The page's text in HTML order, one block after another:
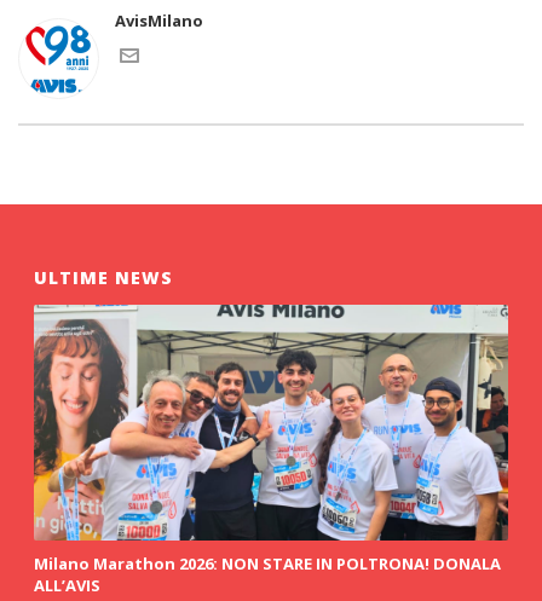
AvisMilano
ULTIME NEWS
Milano Marathon 2026: NON STARE IN POLTRONA! DONALA
ALL’AVIS